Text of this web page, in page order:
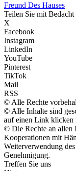
Freund Des Hauses
Teilen Sie mit Bedacht
X
Facebook
Instagram
LinkedIn
YouTube
Pinterest
TikTok
Mail
RSS
© Alle Rechte
© Alle Inhalte sind
auf einen Link klicken
© Die Rechte an allen
Kooperationen mit
Weiterverwendung
Genehmigung.
Treffen Sie uns